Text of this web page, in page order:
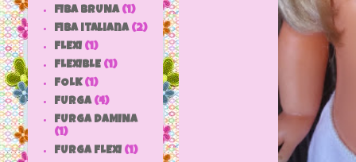
FIBA BRUNA (1)
fiba italiana (2)
FLEXI (1)
FLEXIBLE (1)
FOLK (1)
FURGA (4)
FURGA DAMINA
(1)
FURGA FLEXI (1)